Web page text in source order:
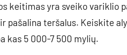
keitimas yra sveiko variklio
pašalina teršalus. Keiskite
kas 5 000-7 500 mylių.